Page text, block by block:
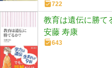
722
教育は遺伝に勝て
安藤 寿康
643